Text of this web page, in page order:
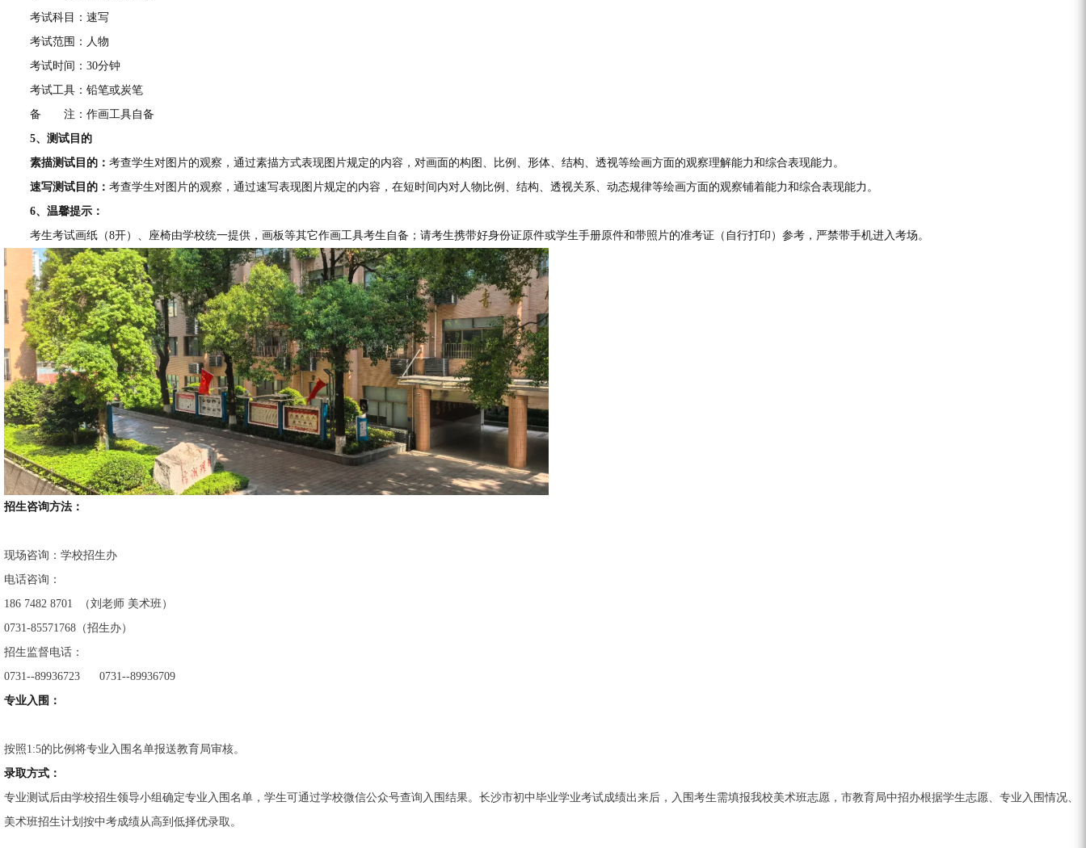
考试科目：速写
考试范围：人物
考试时间：30分钟
考试工具：铅笔或炭笔
备
注：作画工具自备
5、测试目的
素描测试目的： 考查学生对图片的观察，通过素描方式表现图片规定的内容，对画面的构图、比例、形体、结构、透视等绘画方面的观察理解能力和综合表现能力。
速写测试目的： 考查学生对图片的观察，通过速写表现图片规定的内容，在短时间内对人物比例、结构、透视关系、动态规律等绘画方面的观察铺着能力和综合表现能力。
6、温馨提示：
考生考试画纸（8开）、座椅由学校统一提供，画板等其它作画工具考生自备；请考生携带好身份证原件或学生手册原件和带照片的准考证（自行打印）参考，严禁带手机进入考场。
招生咨询方法：
现场咨询：学校招生办
电话咨询：
186 7482 8701 （刘老师 美术班）
0731-85571768（招生办）
招生监督电话：
0731--89936723 0731--89936709
专业入围：
按照1:5的比例将专业入围名单报送教育局审核。
录取方式：
专业测试后由学校招生领导小组确定专业入围名单，学生可通过学校微信公众号查询入围结果。长沙市初中毕业学业考试成绩出来后，入围考生需填报我校美术班志愿，市教育局中招办根据学生志愿、专业入围情况、
美术班招生计划按中考成绩从高到低择优录取。